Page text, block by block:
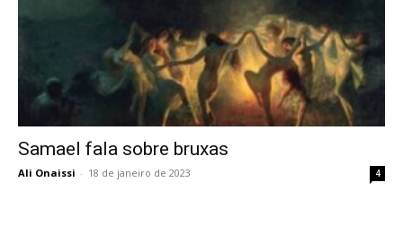
Samael fala sobre bruxas
Ali Onaissi - 18 de janeiro de 2023 4